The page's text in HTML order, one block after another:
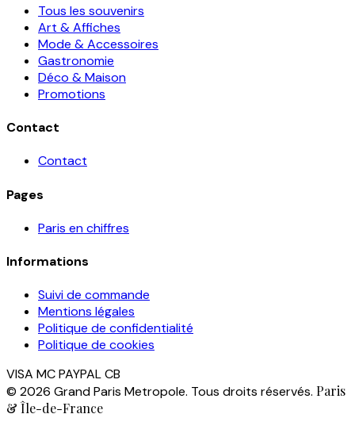
Tous les souvenirs
Art & Affiches
Mode & Accessoires
Gastronomie
Déco & Maison
Promotions
Contact
Contact
Pages
Paris en chiffres
Informations
Suivi de commande
Mentions légales
Politique de confidentialité
Politique de cookies
VISA MCPAYPALCB
© 2026 Grand Paris Metropole. Tous droits réservés. Paris
& Île-de-France